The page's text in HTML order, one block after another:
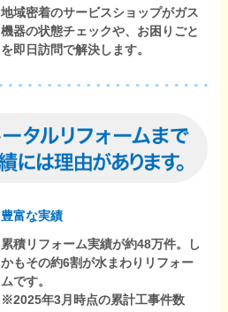
地域密着のサービスショップがガス
機器の状態チェックや、お困りごと
を即日訪問で解決します。
豊富な実績
累積リフォーム実績が約48万件。し
かもその約6割が水まわりリフォー
ムです。
※2025年3月時点の累計工事件数